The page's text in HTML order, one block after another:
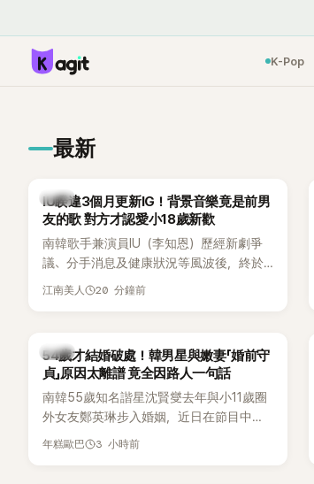
K-Pop
最新
韓星
IU睽違3個月更新IG！背景音樂竟是前男
友的歌 對方才認愛小18歲新歡
南韓歌手兼演員IU（李知恩）歷經新劇爭
議、分手消息及健康狀況等風波後，終於
睽違3個月更新社群平台，一口氣曬出20
音樂，意外掀起韓網討論。
江南美人 20 分鐘前
韓星
54歲才結婚破處！韓男星與嫩妻「婚前守
貞」原因太離譜 竟全因路人一句話
南韓55歲知名諧星沈賢燮去年與小11歲圈
外女友鄭英琳步入婚姻，近日在節目中分
享與妻子的戀愛故事，笑稱兩人原本想享
年糕歐巴 3 小時前